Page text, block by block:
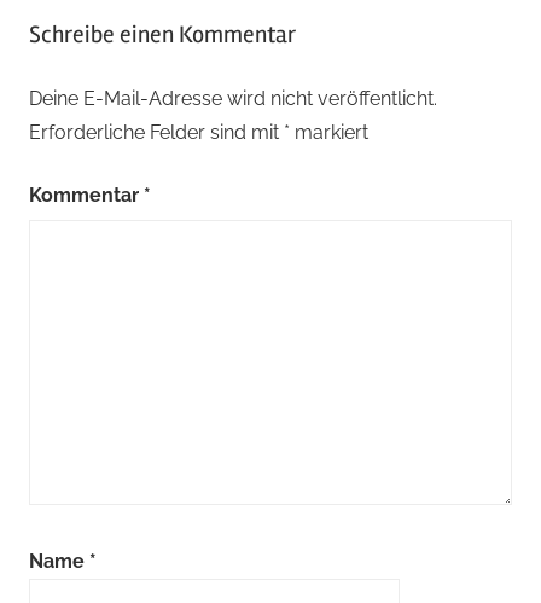
Schreibe einen Kommentar
Deine E-Mail-Adresse wird nicht veröffentlicht.
Erforderliche Felder sind mit * markiert
Kommentar *
Name *